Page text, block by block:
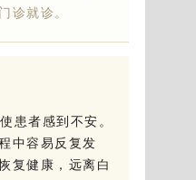
诊就诊。
者感到不安。
中容易反复发
复健康，远离白